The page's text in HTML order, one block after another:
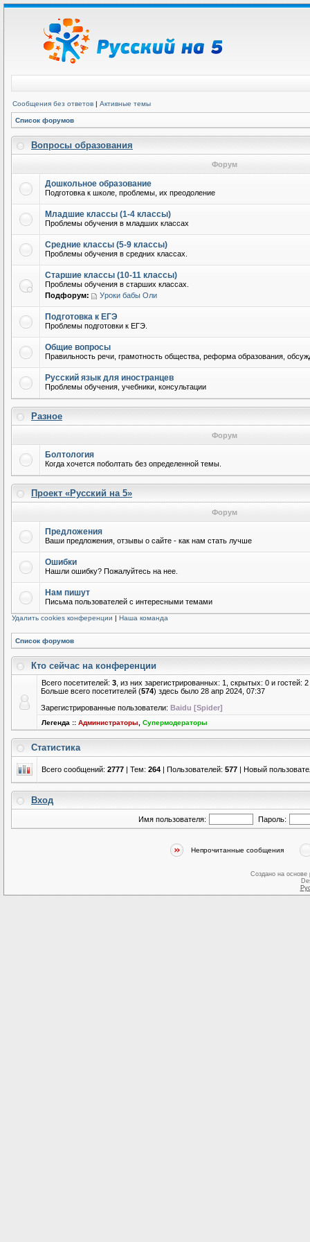
Сообщения без ответов | Активные темы
Список форумов
Вопросы образования
Форум
Дошкольное образование
Подготовка к школе, проблемы, их преодоление
Младшие классы (1-4 классы)
Проблемы обучения в младших классах
Средние классы (5-9 классы)
Проблемы обучения в средних классах.
Старшие классы (10-11 классы)
Проблемы обучения в старших классах.
Подфорум:
Уроки бабы Оли
Подготовка к ЕГЭ
Проблемы подготовки к ЕГЭ.
Общие вопросы
Правильность речи, грамотность общества, реформа образования,
Русский язык для иностранцев
Проблемы обучения, учебники, консультации
Разное
Форум
Болтология
Когда хочется поболтать без определенной темы.
Проект «Русский на 5»
Форум
Предложения
Ваши предложения, отзывы о сайте - как нам стать лучше
Ошибки
Нашли ошибку? Пожалуйтесь на нее.
Нам пишут
Письма пользователей с интересными темами
Удалить cookies конференции | Наша команда
Список форумов
Кто сейчас на конференции
Всего посетителей: 3 , из них зарегистрированных: 1, скрытых: 0 и
Больше всего посетителей (574) здесь было 28 апр 2024, 07:37
Зарегистрированные пользователи: Baidu [Spider]
Легенда :: Администраторы Супермодераторы
Статистика
Всего сообщений: 2777 | Тем: 264 | Пользователей: 577 | Новый
Вход
Имя пользователя: Пароль:
Непрочитанные сообщения
Создано на основе